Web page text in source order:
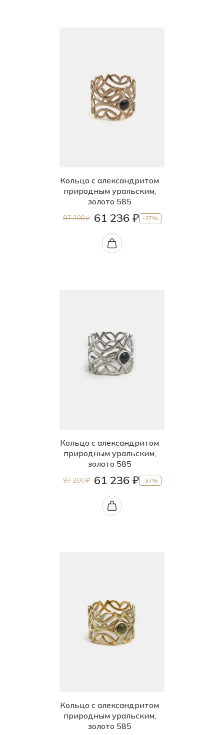
Кольцо с александритом
природным уральским,
золото 585
97 200 ₽ 61 236 ₽ -37%
Кольцо с александритом
природным уральским,
золото 585
97 200 ₽ 61 236 ₽ -37%
Кольцо с александритом
природным уральским,
золото 585